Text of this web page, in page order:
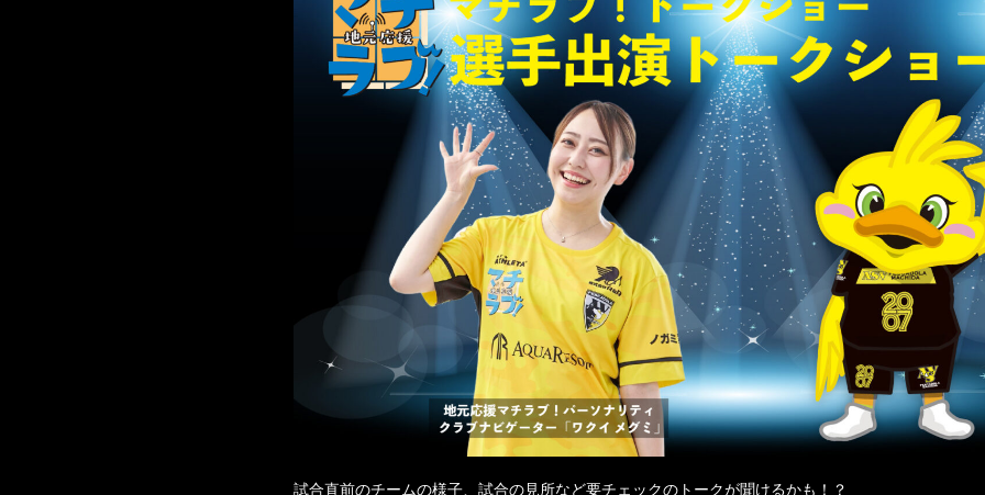
試合直前のチームの様子、試合の見所など要チェックのトークが聞けるかも！？